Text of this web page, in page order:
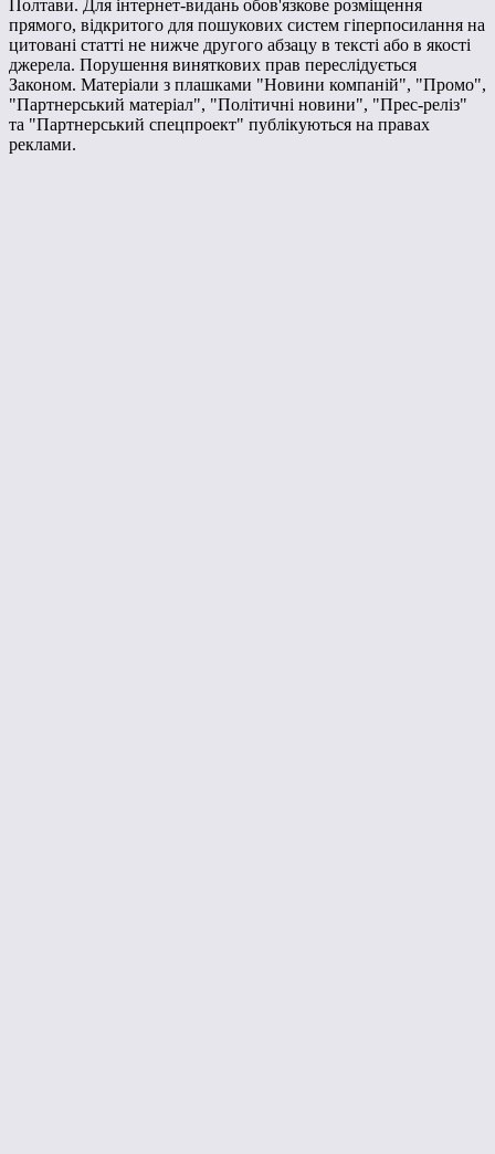
Полтави. Для інтернет-видань обов'язкове розміщення
прямого, відкритого для пошукових систем гіперпосилання на
цитовані статті не нижче другого абзацу в тексті або в якості
джерела. Порушення виняткових прав переслідується
Законом. Матеріали з плашками "Новини компаній", "Промо",
"Партнерський матеріал", "Політичні новини", "Прес-реліз"
та "Партнерський спецпроект" публікуються на правах
реклами.